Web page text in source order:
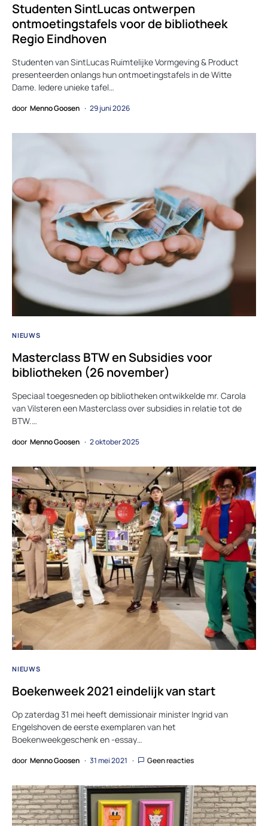
Studenten SintLucas ontwerpen
ontmoetingstafels voor de bibliotheek
Regio Eindhoven
Studenten van SintLucas Ruimtelijke Vormgeving & Product
presenteerden onlangs hun ontmoetingstafels in de Witte
Dame. Iedere unieke tafel…
door Menno Goosen 29 juni 2026
NIEUWS
Masterclass BTW en Subsidies voor
bibliotheken (26 november)
Speciaal toegesneden op bibliotheken ontwikkelde mr. Carola
van Vilsteren een Masterclass over subsidies in relatie tot de
BTW.…
door Menno Goosen 2 oktober 2025
NIEUWS
Boekenweek 2021 eindelijk van start
Op zaterdag 31 mei heeft demissionair minister Ingrid van
Engelshoven de eerste exemplaren van het
Boekenweekgeschenk en -essay…
door Menno Goosen 31 mei 2021 Geen reacties